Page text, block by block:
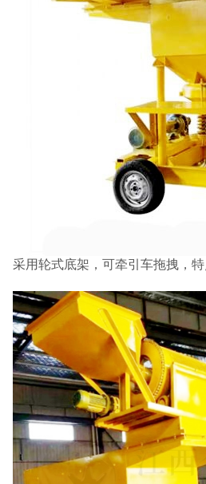
采用轮式底架，可牵引车拖拽，